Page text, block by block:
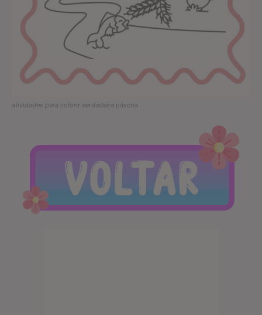
atividades para colorir verdadeira páscoa